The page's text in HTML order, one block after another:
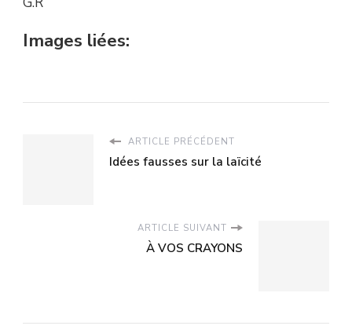
Images liées:
ARTICLE PRÉCÉDENT
Idées fausses sur la laïcité
ARTICLE SUIVANT
À VOS CRAYONS